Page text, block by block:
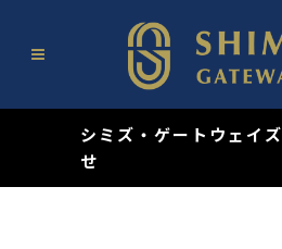
シミズ・ゲートウェイズ
せ